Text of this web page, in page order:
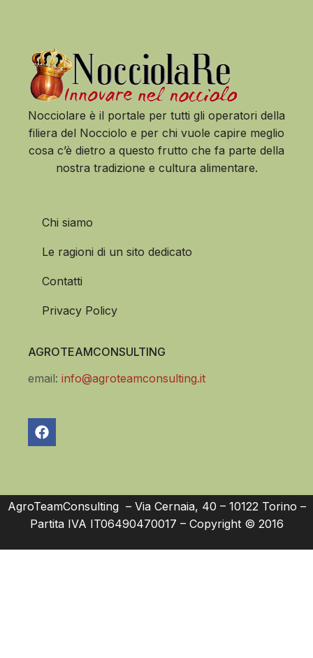
Nocciolare è il portale per tutti gli operatori della
filiera del Nocciolo e per chi vuole capire meglio
cosa c’è dietro a questo frutto che fa parte della
nostra tradizione e cultura alimentare.
Chi siamo
Le ragioni di un sito dedicato
Contatti
Privacy Policy
AGROTEAMCONSULTING
email: info@agroteamconsulting.it
AgroTeamConsulting – Via Cernaia, 40 – 10122 Torino –
Partita IVA IT06490470017 – Copyright © 2016